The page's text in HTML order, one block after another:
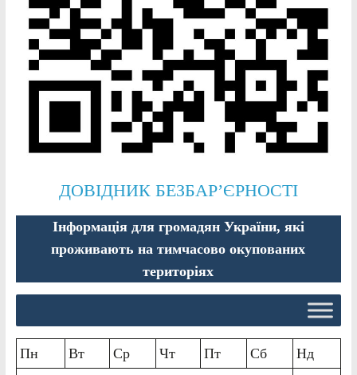
ДОВІДНИК БЕЗБАР’ЄРНОСТІ
Інформація для громадян України, які
проживають на тимчасово окупованих
територіях
Пн Вт Ср Чт Пт Сб
Нд